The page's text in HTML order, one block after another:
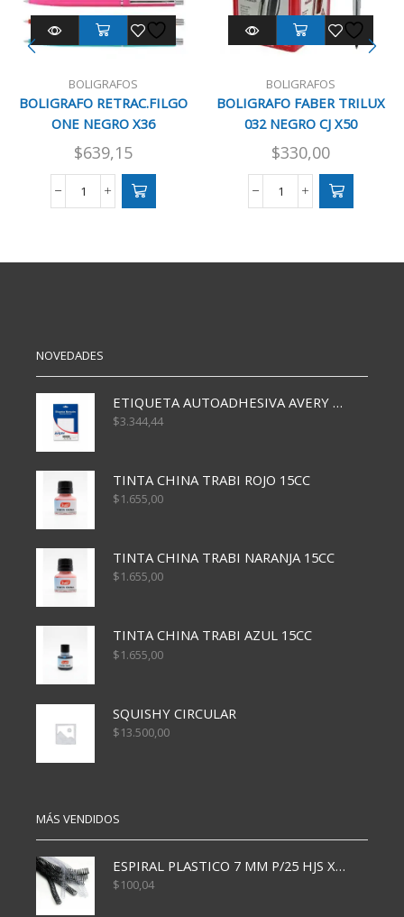
BOLIGRAFOS
BOLIGRAFO RETRAC.FILGO
ONE NEGRO X36
$639,15
BOLIGRAFO
X36
BOLIGRAFOS
BOLIGRAFO FABER TRILUX
032 NEGRO CJ X50
$330,00
BOLIGRAFO
NEGRO
NOVEDADES
ETIQUETA AUTOADHESIVA AVERY 3026 30H 20 X 70
$3.344,44
TINTA CHINA TRABI ROJO 15CC
$1.655,00
TINTA CHINA TRABI NARANJA 15CC
$1.655,00
TINTA CHINA TRABI AZUL 15CC
$1.655,00
SQUISHY CIRCULAR
$13.500,00
MÁS VENDIDOS
ESPIRAL PLASTICO 7 MM P/25 HJS X50x3000
$100,04